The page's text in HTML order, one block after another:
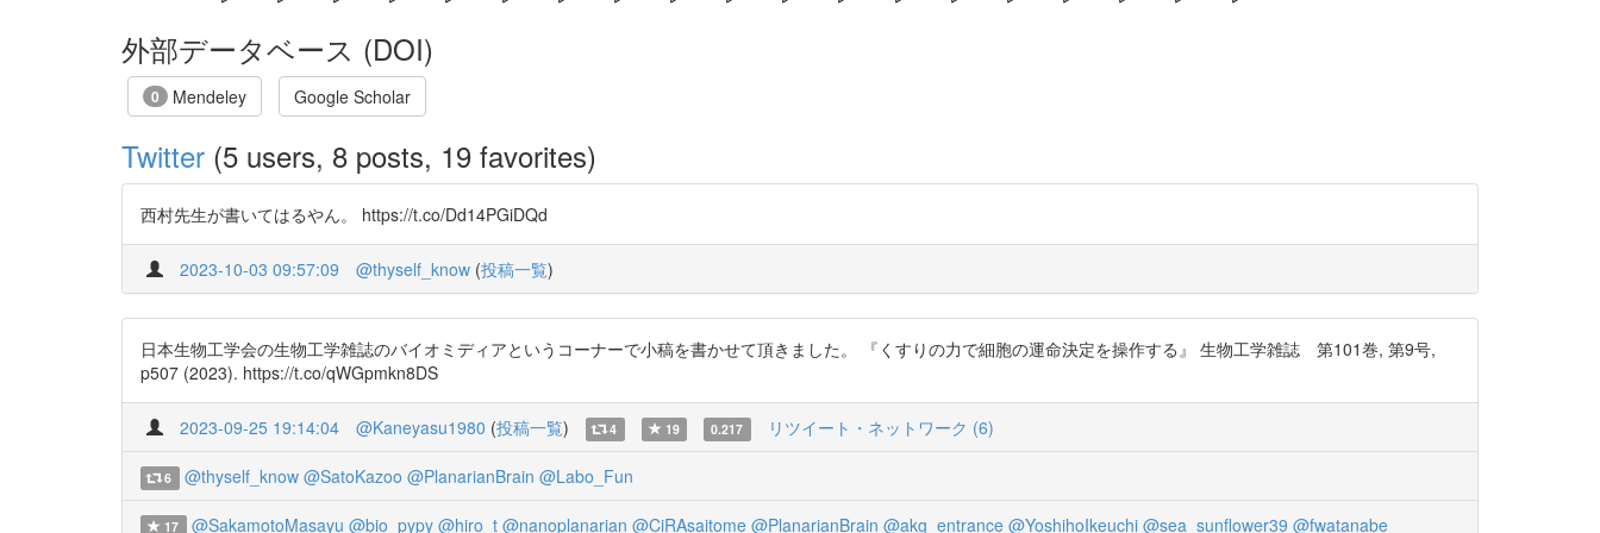
外部データベース (DOI)
0 Mendeley Google Scholar
Twitter (5 users, 8 posts, 19 favorites)
西村先生が書いてはるやん。 https://t.co/Dd14PGiDQd
2023-10-03 09:57:09 @thyself_know (投稿一覧)
日本生物工学会の生物工学雑誌のバイオミディアというコーナーで小稿を書かせて頂きました。 『くすりの力で細胞の運命決定を操作する』 生物工学雑誌 第101巻, 第9号,
p507 (2023). https://t.co/qWGpmkn8DS
2023-09-25 19:14:04 @Kaneyasu1980 (投稿一覧) 4 19 0.217 リツイート・ネットワーク (6)
6 @thyself_know @SatoKazoo @PlanarianBrain @Labo_Fun
17 @SakamotoMasayu @bio_pypy @hiro_t @nanoplanarian @CiRAsaitome @PlanarianBrain @akg_entrance @YoshihoIkeuchi @sea_sunflower39 @fwatanabe